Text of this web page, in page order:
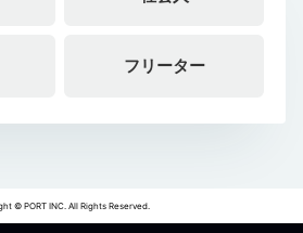
フリーター
© PORT INC. All Rights Reserved.